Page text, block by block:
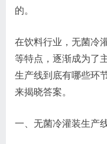
的。
在饮料行业，无菌冷
等特点，逐渐成为了
生产线到底有哪些环
来揭晓答案。
一、无菌冷灌装生产